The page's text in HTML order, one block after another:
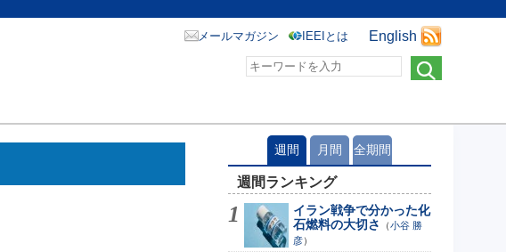
English
メールマガジン IEEIとは
週間 月間 全期間
週間ランキング
イラン戦争で分かった化
石燃料の大切さ
（小谷 勝
彦）